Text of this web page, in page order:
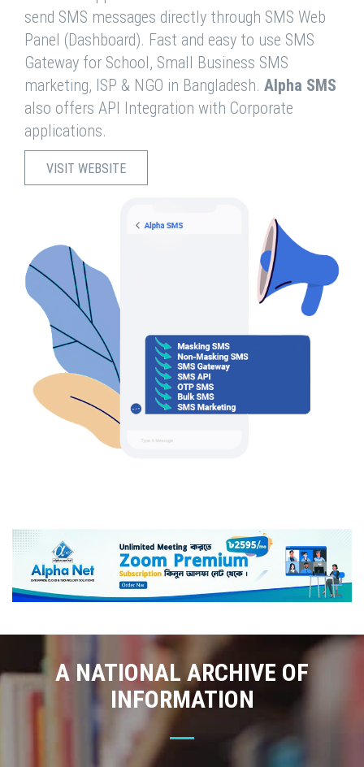
send SMS messages directly through SMS Web
Panel (Dashboard). Fast and easy to use SMS
Gateway for School, Small Business SMS
marketing, ISP & NGO in Bangladesh. Alpha SMS
also offers API Integration with Corporate
applications.
VISIT WEBSITE
A NATIONAL ARCHIVE OF
INFORMATION